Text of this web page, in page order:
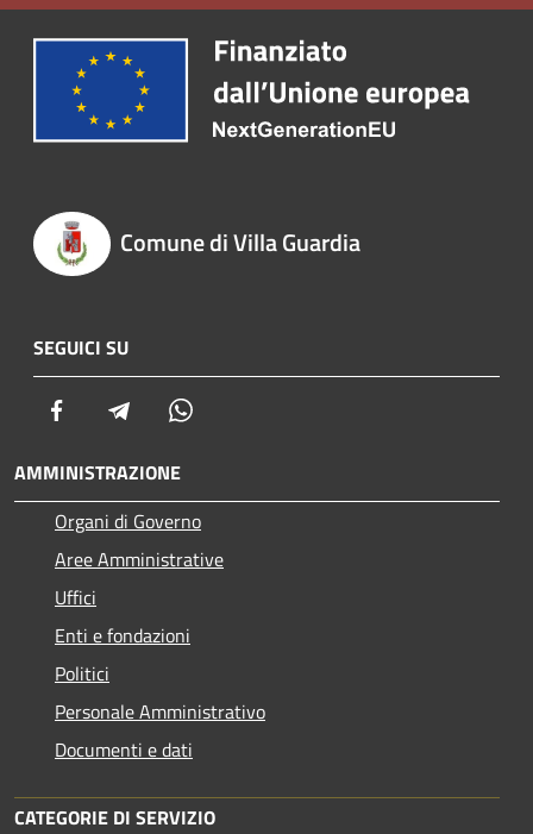
Comune di Villa Guardia
SEGUICI SU
Facebook Telegram
AMMINISTRAZIONE
Organi di Governo
Aree Amministrative
Uffici
Enti e fondazioni
Politici
Personale Amministrativo
Documenti e dati
CATEGORIE DI SERVIZIO